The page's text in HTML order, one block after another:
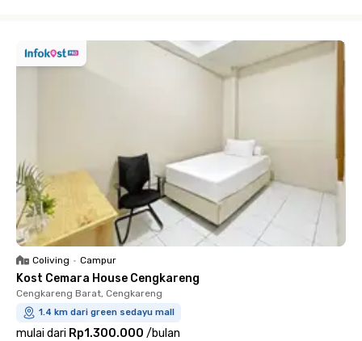
Coliving • Campur
Kost Cemara House Cengkareng
Cengkareng Barat, Cengkareng
1.4 km dari green sedayu mall
mulai dari Rp1.300.000 /bulan